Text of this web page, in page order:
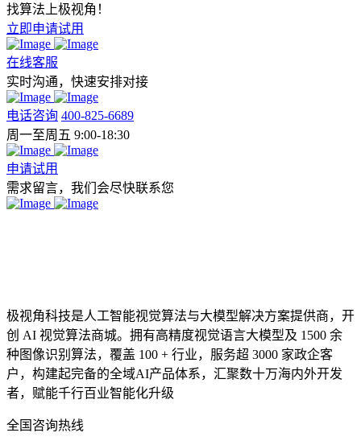
找算法上极视角！
立即申请试用
在线客服
实时沟通，快速安排对接
电话咨询 400-825-6689
周一至周五 9:00-18:30
申请试用
需求留言，我们会尽快联系您
极视角科技是人工智能视觉算法与大模型解决方案提供商，开
创 AI 视觉算法商城。拥有高精度视觉语言大模型及 1500 余
种图像识别算法，覆盖 100 + 行业，服务超 3000 家政企客
户，构建起完备的全域AI产品体系，汇聚数十万海内外开发
者，赋能千行百业智能化升级
全国咨询热线